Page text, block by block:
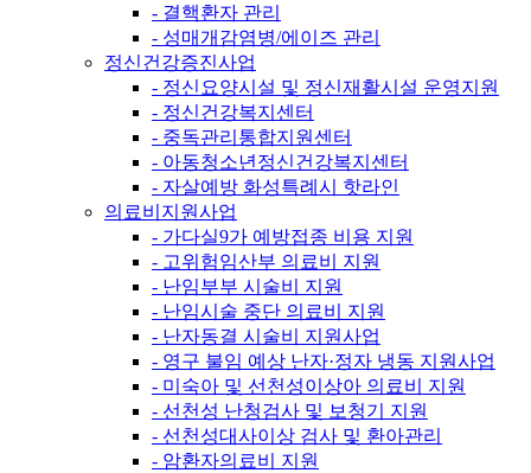
- 결핵환자 관리
- 성매개감염병/에이즈 관리
정신건강증진사업
- 정신요양시설 및 정신재활시설 운영지원
- 정신건강복지센터
- 중독관리통합지원센터
- 아동청소년정신건강복지센터
- 자살예방 화성특례시 핫라인
의료비지원사업
- 가다실9가 예방접종 비용 지원
- 고위험임산부 의료비 지원
- 난임부부 시술비 지원
- 난임시술 중단 의료비 지원
- 난자동결 시술비 지원사업
- 영구 불임 예상 난자·정자 냉동 지원사업
- 미숙아 및 선천성이상아 의료비 지원
- 선천성 난청검사 및 보청기 지원
- 선천성대사이상 검사 및 환아관리
- 암환자의료비 지원